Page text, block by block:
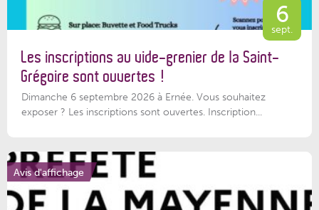
6
sept.
Les inscriptions au vide-grenier de la Saint-
Grégoire sont ouvertes !
Dimanche 6 septembre 2026 à Ernée. Vous souhaitez
exposer ? Les inscriptions sont ouvertes. Inscription...
Avis d'affichage